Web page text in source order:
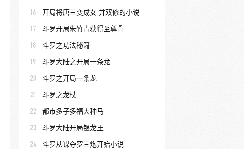
16 开局将唐三变成女 并双修的小说
17 斗罗开局朱竹青获得至尊骨
18 斗罗之功法秘籍
19 斗罗大陆之开局一条龙
20 斗罗之开局一条龙
21 斗罗之龙杖
22 都市多子多福大种马
23 斗罗大陆开局银龙王
24 斗罗从谋夺罗三炮开始小说